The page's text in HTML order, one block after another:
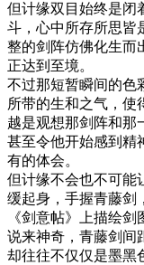
但计缘双目始终是闭
斗，心中所存所思皆
整的剑阵仿佛化生而
正达到至境。
不过那短暂瞬间的色
所带的生和之气，使
越是观想那剑阵和那
甚至令他开始感到精
有的体会。
但计缘不会也不可能
缓起身，手握青藤剑
《剑意帖》上描绘剑
说来神奇，青藤剑间
却往往不仅仅是墨黑